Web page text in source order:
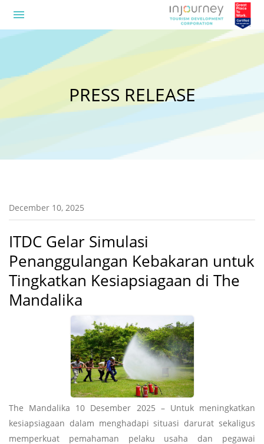
menu
PRESS RELEASE
December 10, 2025
ITDC Gelar Simulasi
Penanggulangan Kebakaran untuk
Tingkatkan Kesiapsiagaan di The
Mandalika
The Mandalika 10 Desember 2025 – Untuk meningkatkan
kesiapsiagaan dalam menghadapi situasi darurat sekaligus
memperkuat pemahaman pelaku usaha dan pegawai